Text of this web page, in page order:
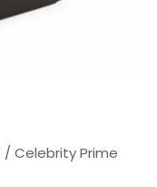
Celebrity Prime